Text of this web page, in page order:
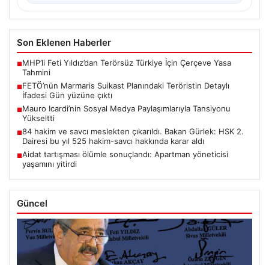
Son Eklenen Haberler
■MHP’li Feti Yıldız’dan Terörsüz Türkiye İçin Çerçeve Yasa
Tahmini
■FETÖ’nün Marmaris Suikast Planındaki Teröristin Detaylı
İfadesi Gün yüzüne çıktı
■Mauro Icardi’nin Sosyal Medya Paylaşımlarıyla Tansiyonu
Yükseltti
■84 hakim ve savcı meslekten çıkarıldı. Bakan Gürlek: HSK 2.
Dairesi bu yıl 525 hakim-savcı hakkında karar aldı
■Aidat tartışması ölümle sonuçlandı: Apartman yöneticisi
yaşamını yitirdi
Güncel